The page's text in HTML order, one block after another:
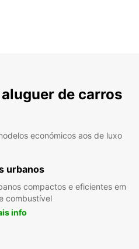
de carros
económicos aos de luxo
urbanos
compactos e eficientes em
combustível
info